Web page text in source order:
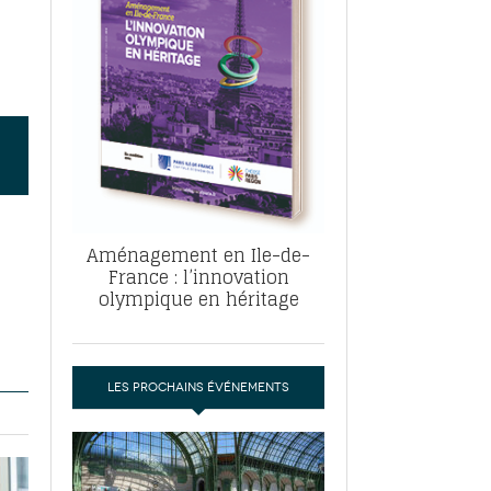
ABF, ZAC : F. Vauglin détaille sa
pour l’urbanisme parisien- 17
de la tech et de la finance
marché de la location de luxe-
Aménagement en Ile-de-
France : l’innovation
olympique en héritage
LES PROCHAINS ÉVÉNEMENTS